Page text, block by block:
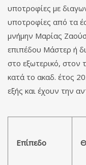
υποτροφίες με
υποτροφίες από τα
μνήμην Μαρίας
επιπέδου Μάστερ ή
στο εξωτερικό, στον
κατά το ακαδ. έτος
εξής και έχουν την
Επίπεδο